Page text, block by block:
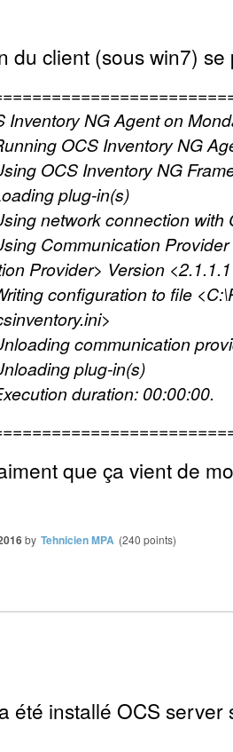
du client (sous win7)
Inventory NG Agent on
OCS Inventory NG
OCS Inventory NG
plug-in(s)
network connection with
Communication
Provider> Version
configuration to file
communication
plug-in(s)
duration: 00:00:00.
que ça vient de
by Tehnicien MPA (240 points)
été installé OCS